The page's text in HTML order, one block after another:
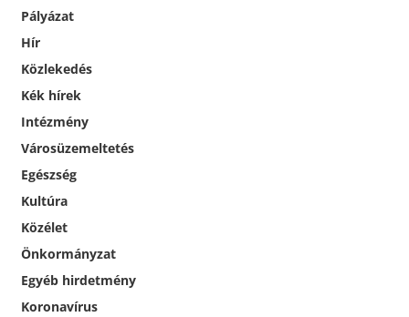
Pályázat
Hír
Közlekedés
Kék hírek
Intézmény
Városüzemeltetés
Egészség
Kultúra
Közélet
Önkormányzat
Egyéb hirdetmény
Koronavírus